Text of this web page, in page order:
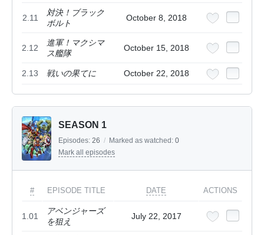
2.11
対決！ブラック
ボルト
October 8, 2018
2.12
進軍！マクシマ
ス艦隊
October 15, 2018
2.13 戦いの果てに October 22, 2018
SEASON 1
Episodes: 26 / Marked as watched: 0
Mark all episodes
# EPISODE TITLE DATE ACTIONS
1.01
アベンジャーズ
を狙え
July 22, 2017